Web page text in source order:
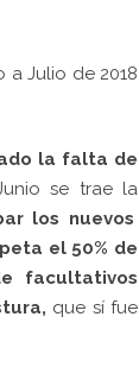
a Julio de 2018
la falta de
se trae la
los nuevos
el 50% de
facultativos
que sí fue